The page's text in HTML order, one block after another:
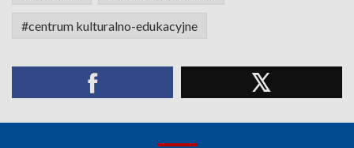
#centrum kulturalno-edukacyjne